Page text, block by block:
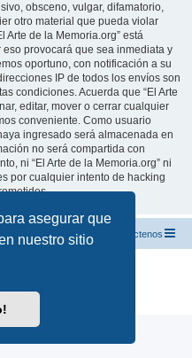
asegurar que
nuestro sitio
obsceno, vulgar, difamatorio,
otro material que pueda violar
Arte de la Memoria.org” está
provocará que sea inmediata y
oportuno, con notificación a su
IP de todos los envíos son
condiciones. Acuerda que “El Arte
editar, mover o cerrar cualquier
conveniente. Como usuario
ingresado será almacenada en
no será compartida con
ni “El Arte de la Memoria.org” ni
por cualquier intento de hacking
Contáctenos